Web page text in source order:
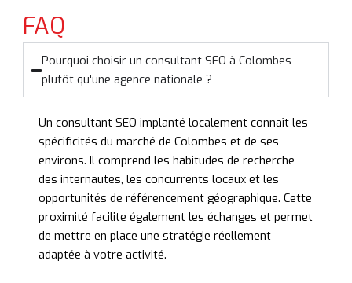
FAQ
Pourquoi choisir un consultant SEO à Colombes
plutôt qu'une agence nationale ?
Un consultant SEO implanté localement connaît les
spécificités du marché de Colombes et de ses
environs. Il comprend les habitudes de recherche
des internautes, les concurrents locaux et les
opportunités de référencement géographique. Cette
proximité facilite également les échanges et permet
de mettre en place une stratégie réellement
adaptée à votre activité.